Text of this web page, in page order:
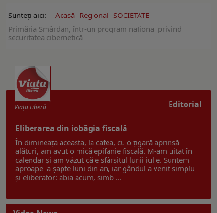
Sunteți aici: Acasă Regional SOCIETATE
Primăria Smârdan, într-un program național privind
securitatea cibernetică
Editorial
Viaţa Liberă
Eliberarea din iobăgia fiscală
În dimineața aceasta, la cafea, cu o țigară aprinsă
alături, am avut o mică epifanie fiscală. M-am uitat în
calendar și am văzut că e sfârșitul lunii iulie. Suntem
aproape la șapte luni din an, iar gândul a venit simplu
și eliberator: abia acum, simb ...